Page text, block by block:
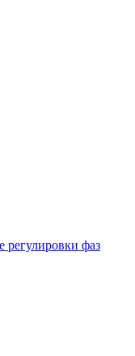
регулировки фаз